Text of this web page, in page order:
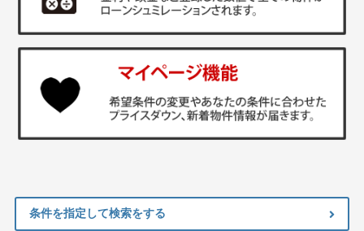
条件を指定して検索をする